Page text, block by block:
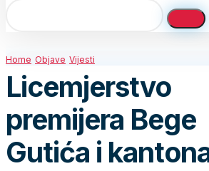
Home Objave Vijesti
Licemjerstvo
premijera Bege
Gutića i